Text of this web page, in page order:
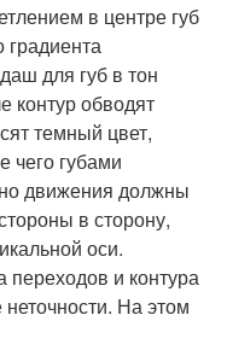
в центре губ
градиента
для губ в тон
контур обводят
темный цвет,
чего губами
движения должны
в сторону,
оси.
и контура
неточности. На этом